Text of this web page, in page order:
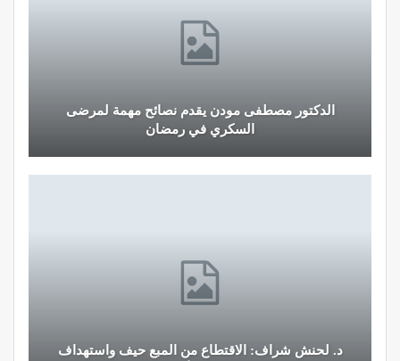
الدكتور مصطفى مودن يقدم نصائح مهمة لمرضى
السكري في رمضان
د. لحنش شراف: الاقتطاع من المبع حيف واستهداف